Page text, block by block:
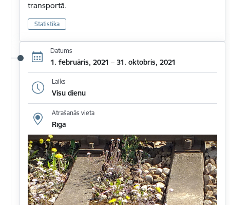
transportā.
Statistika
Datums
1. februāris, 2021 – 31. oktobris, 2021
Laiks
Visu dienu
Atrašanās vieta
Rīga